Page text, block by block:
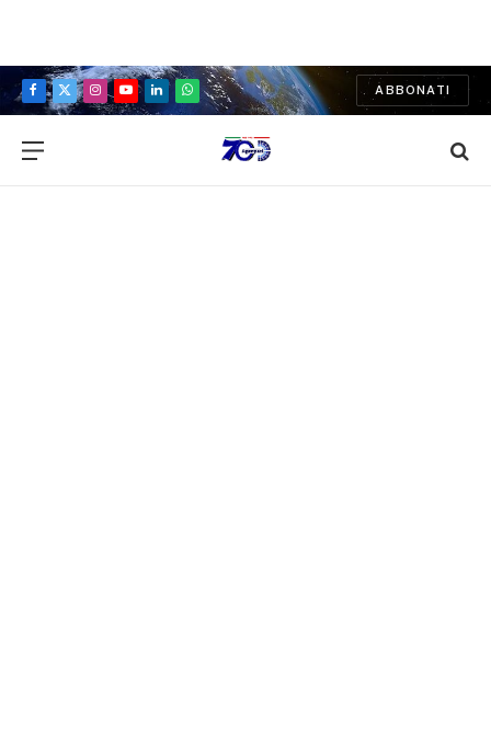
Facebook
X
Instagram
YouTubeLinkedInWhatsApp
ABBONATI